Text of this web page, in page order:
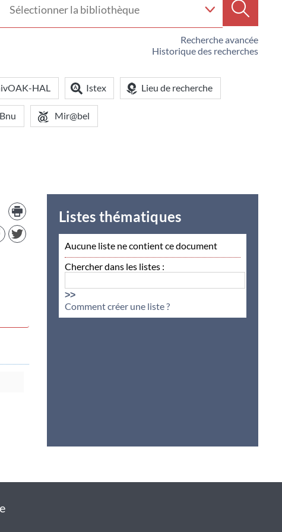
Recherche avancée
Historique des recherches
votre
HAL Istex Lieu de recherche
Mir@bel
document
ressources
Listes thématiques
Aucune liste ne contient ce document
Chercher dans les listes :
>>
Comment créer une liste ?